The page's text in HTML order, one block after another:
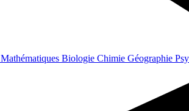
Mathématiques Biologie Chimie Géographie